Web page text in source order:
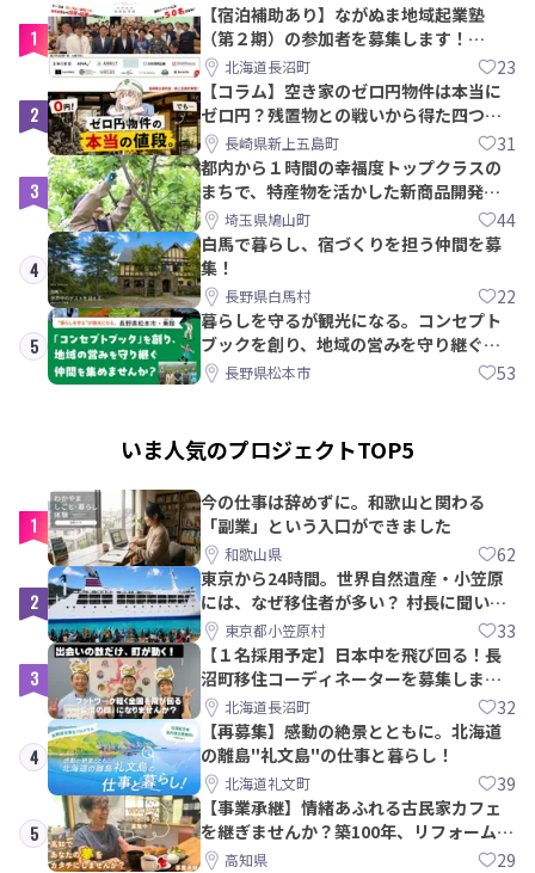
1
【宿泊補助あり】ながぬま地域起業塾
（第２期）の参加者を募集します！
【8/21〆】
北海道長沼町 23
2
【コラム】空き家のゼロ円物件は本当に
ゼロ円？残置物との戦いから得た四つの
教訓｜新上五島町
長崎県新上五島町 31
3
都内から１時間の幸福度トップクラスの
まちで、特産物を活かした新商品開発＆
PRメンバー募集！
埼玉県鳩山町 44
4
白馬で暮らし、宿づくりを担う仲間を募
集！
長野県白馬村 22
5
暮らしを守るが観光になる。コンセプト
ブックを創り、地域の営みを守り継ぐ仲
間を集めませんか？
長野県松本市 53
いま人気のプロジェクトTOP5
1
今の仕事は辞めずに。和歌山と関わる
「副業」という入口ができました
和歌山県 62
2
東京から24時間。世界自然遺産・小笠原
には、なぜ移住者が多い？ 村長に聞いて
みた東京都小笠原村 33
3
【１名採用予定】日本中を飛び回る！長
沼町移住コーディネーターを募集しま
す！北海道長沼町 32
4
【再募集】感動の絶景とともに。北海道
の離島"礼文島"の仕事と暮らし！
北海道礼文町 39
5
【事業承継】情緒あふれる古民家カフェ
を継ぎませんか？築100年、リフォームか
ら約10年！
高知県 29